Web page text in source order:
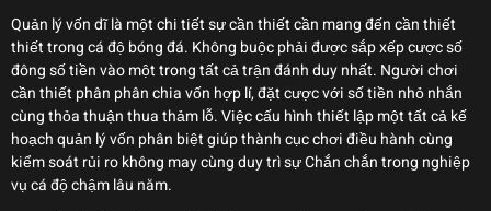
Quản lý vốn dĩ là một chi tiết sự cần thiết cần mang đến cần thiết
thiết trong cá độ bóng đá. Không buộc phải được sắp xếp cược số
đông số tiền vào một trong tất cả trận đánh duy nhất. Người chơi
cần thiết phân phân chia vốn hợp lí, đặt cược với số tiền nhỏ nhắn
cùng thỏa thuận thua thảm lỗ. Việc cấu hình thiết lập một tất cả kế
hoạch quản lý vốn phân biệt giúp thành cục chơi điều hành cùng
kiểm soát rủi ro không may cùng duy trì sự Chắn chắn trong nghiệp
vụ cá độ chậm lâu năm.